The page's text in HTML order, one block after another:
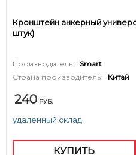
Кронштейн анкерный
штук)
Производитель:
Smart
Страна производитель:
Китай
240 РУБ.
удаленный склад
КУПИТЬ